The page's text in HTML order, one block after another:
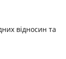
відносин та